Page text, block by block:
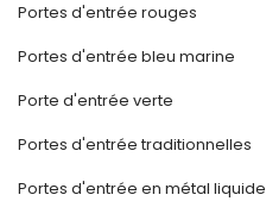
Portes d'entrée rouges
Portes d'entrée bleu marine
Porte d'entrée verte
Portes d'entrée traditionnelles
Portes d'entrée en métal liquide